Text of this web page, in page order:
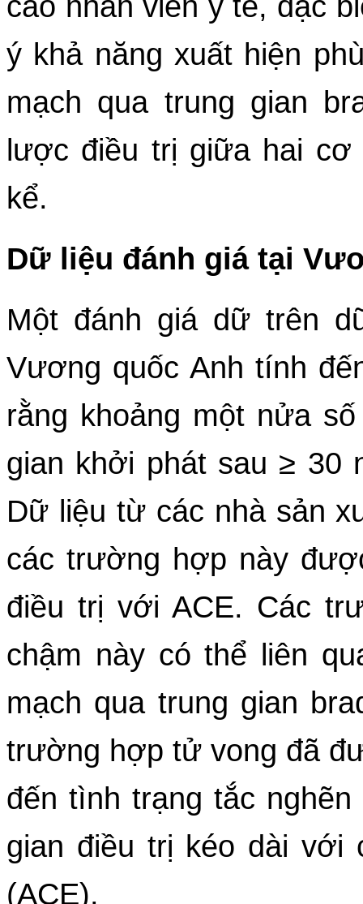
ý khả năng xuất hiện
mạch qua trung gian
lược điều trị giữa hai cơ
kể.
Dữ liệu đánh giá tại
Một đánh giá dữ trên
Vương quốc Anh tính
rằng khoảng một nửa
gian khởi phát sau ≥ 30
Dữ liệu từ các nhà sản
các trường hợp này
điều trị với ACE. Các
chậm này có thể liên
mạch qua trung gian
trường hợp tử vong đã
đến tình trạng tắc
gian điều trị kéo dài với
(ACE).